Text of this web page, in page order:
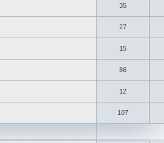
35
27
15
86
12
107